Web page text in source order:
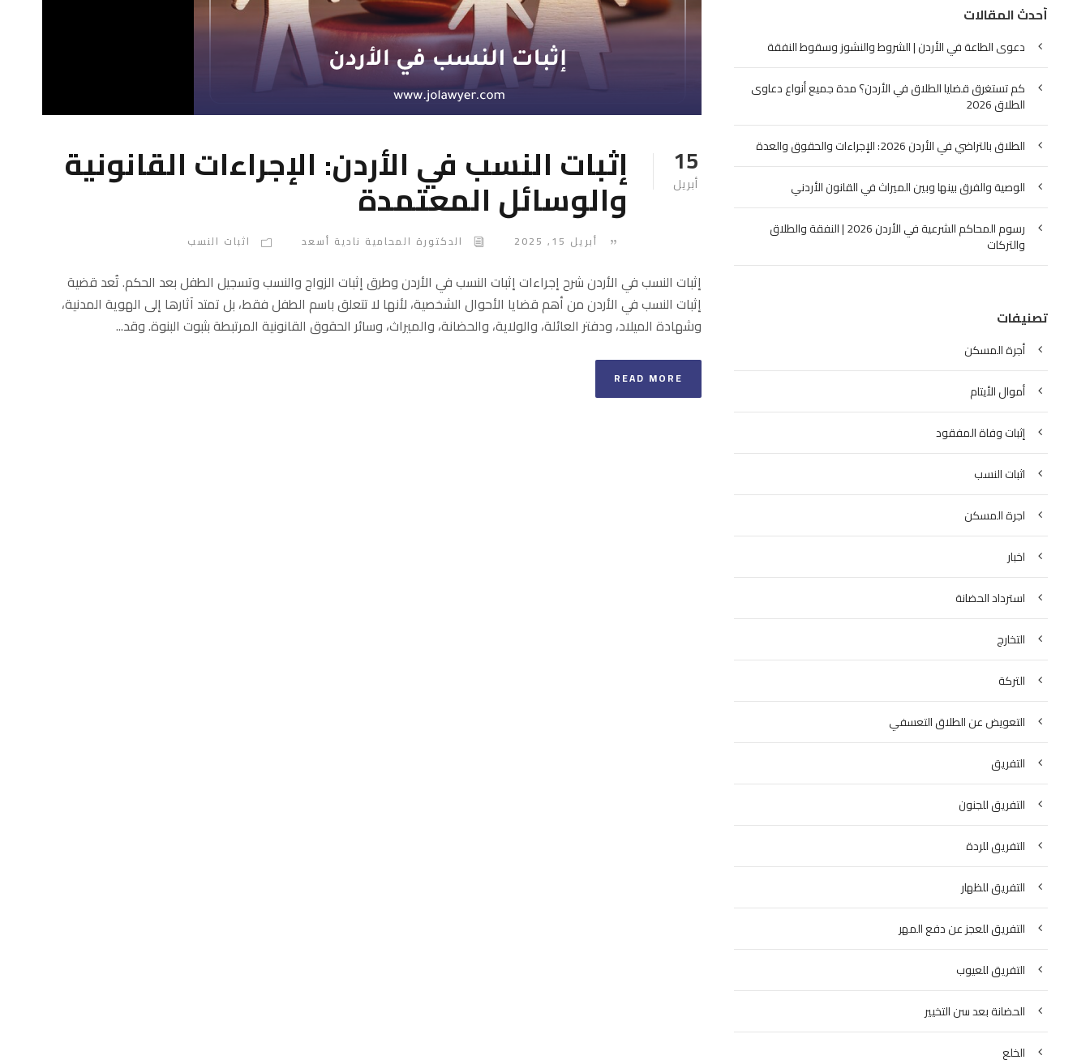
15
أبريل إثبات النسب في الأردن: الإجراءات القانونية
والوسائل المعتمدة
أبريل 15, 2025 الدكتورة المحامية نادية أسعد اثبات النسب
إثبات النسب في الأردن شرح إجراءات إثبات النسب في الأردن وطرق إثبات الزواج والنسب وتسجيل الطفل بعد الحكم. تُعد قضية
إثبات النسب في الأردن من أهم قضايا الأحوال الشخصية، لأنها لا تتعلق باسم الطفل فقط، بل تمتد آثارها إلى الهوية المدنية،
وشهادة الميلاد، ودفتر العائلة، والولاية، والحضانة، والميراث، وسائر الحقوق القانونية المرتبطة بثبوت البنوة. وقد...
READ MORE
أحدث المقالات
دعوى الطاعة في الأردن | الشروط والنشوز وسقوط النفقة
كم تستغرق قضايا الطلاق في الأردن؟ مدة جميع أنواع دعاوى
الطلاق 2026
الطلاق بالتراضي في الأردن 2026: الإجراءات والحقوق والعدة
الوصية والفرق بينها وبين الميراث في القانون الأردني
رسوم المحاكم الشرعية في الأردن 2026 | النفقة والطلاق
والتركات
تصنيفات
أجرة المسكن
أموال الأيتام
إثبات وفاة المفقود
اثبات النسب
اجرة المسكن
اخبار
استرداد الحضانة
التخارج
التركة
التعويض عن الطلاق التعسفي
التفريق
التفريق للجنون
التفريق للردة
التفريق للظهار
التفريق للعجز عن دفع المهر
التفريق للعيوب
الحضانة بعد سن التخيير
الخلع